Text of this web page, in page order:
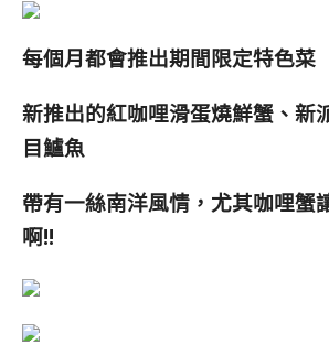
每個月都會推出期間限定特色菜
新推出的紅咖哩滑蛋燒鮮蟹、新
目鱸魚
帶有一絲南洋風情，尤其咖哩蟹
啊!!